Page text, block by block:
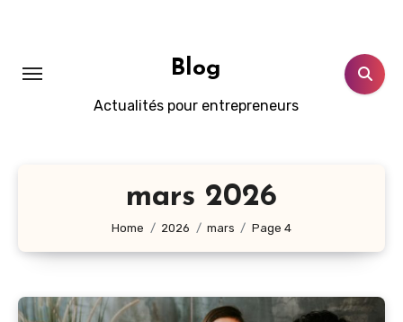
Blog
Actualités pour entrepreneurs
mars 2026
Home 2026 mars Page 4